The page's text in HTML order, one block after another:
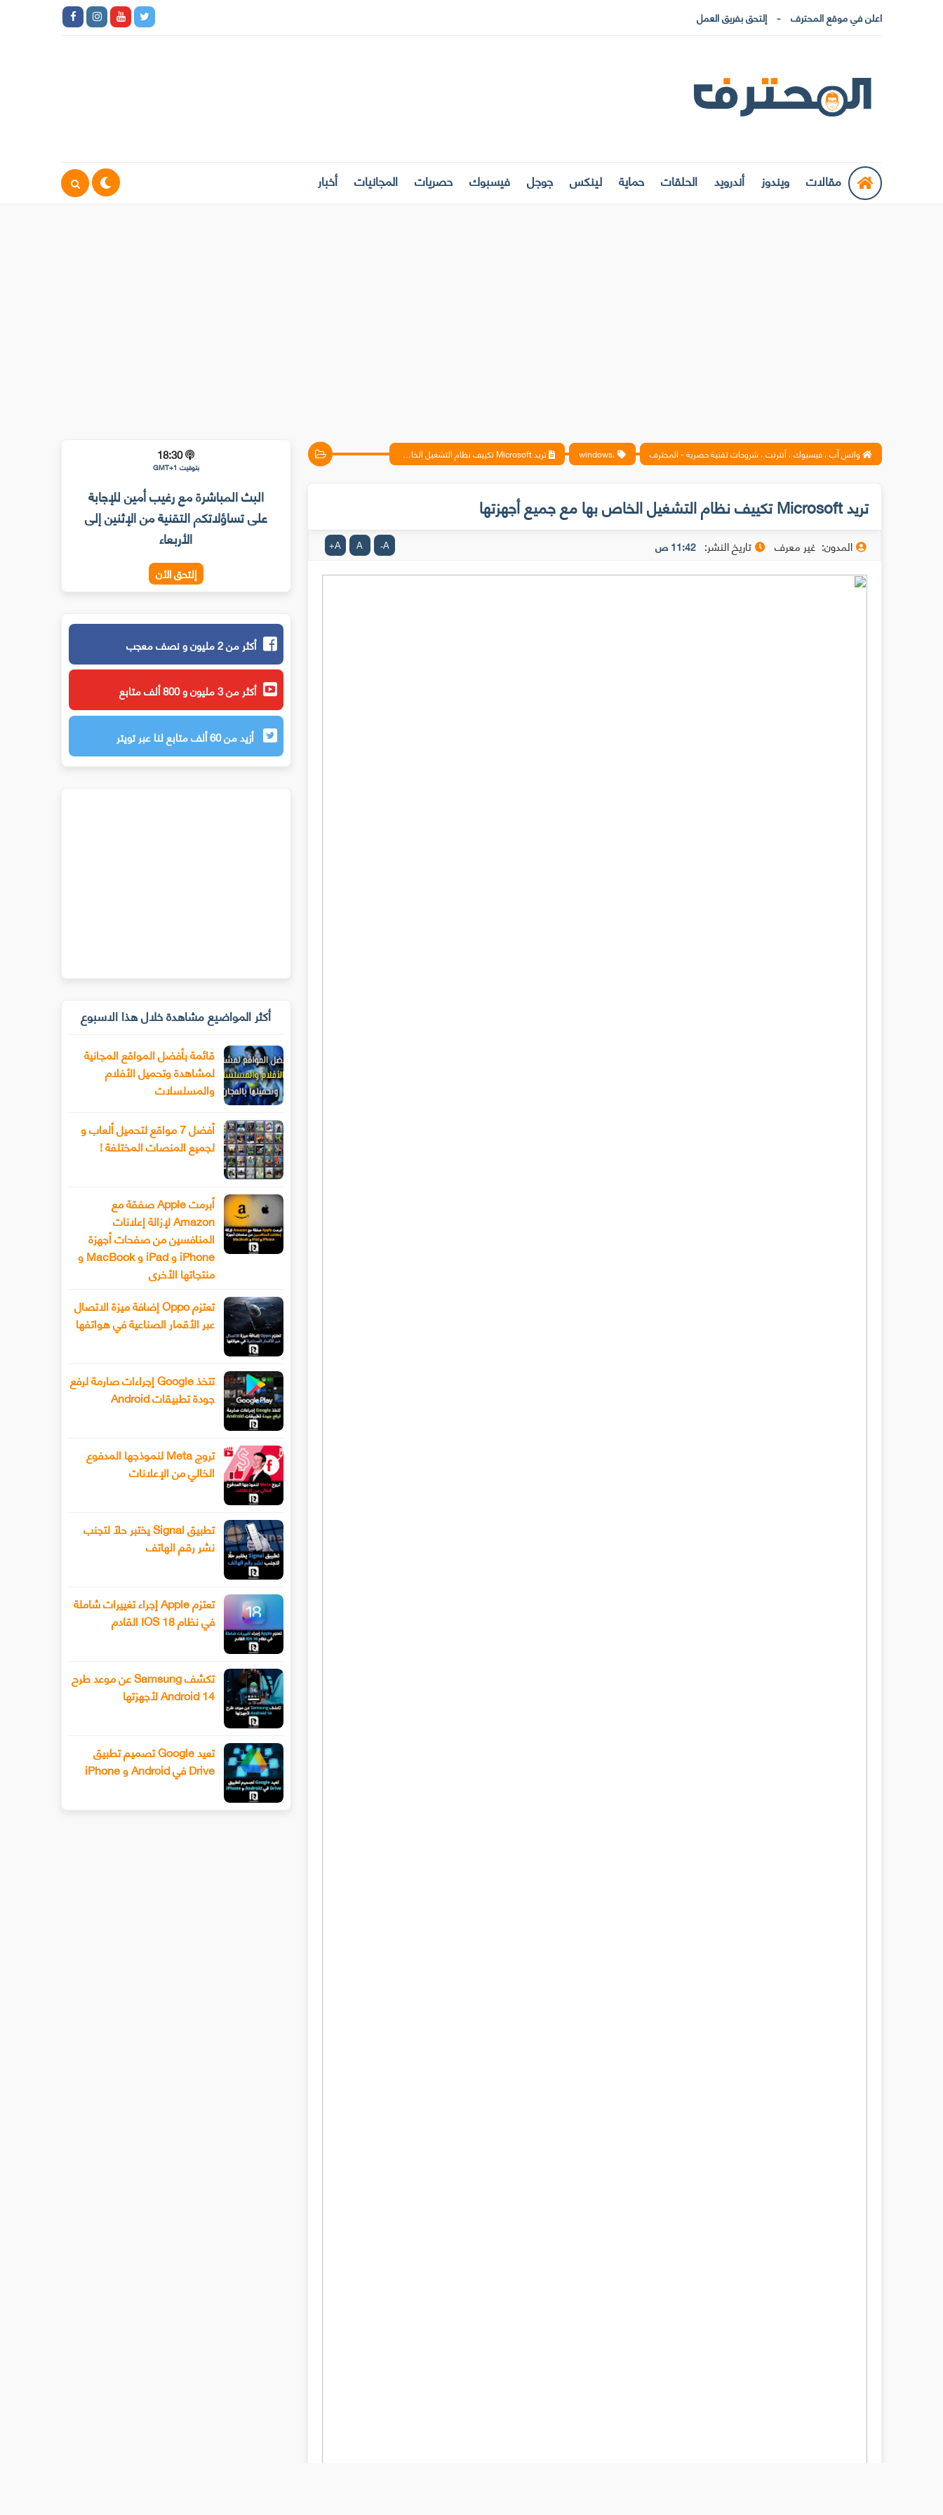
اعلن في موقع المحترف إلتحق بفريق العمل
مقالات ويندوز أندرويد الحلقات حماية لينكس جوجل فيسبوك حصريات المجانيات أخبار
واتس آب ، فيسبوك ، أنترنت ، شروحات تقنية حصرية - المحترف ،windows تريد Microsoft تكييف نظام التشغيل الخاص بها مع جميع أجهزتها
تريد Microsoft تكييف نظام التشغيل الخاص بها مع جميع أجهزتها
المدون: غير معرف تاريخ النشر: 11:42 ص A
-
A
A
+
18:30
بتوقيت GMT+1
البث المباشرة مع رغيب أمين للإجابة
على تساؤلاتكم التقنية من الإثنين إلى
الأربعاء
إلتحق الأن
أكثر من 2 مليون و نصف معجب
أكثر من 3 مليون و 800 ألف متابع
أزيد من 60 ألف متابع لنا عبر تويتر
أكثر المواضيع مشاهدة خلال هذا الاسبوع
قائمة بأفضل المواقع المجانية
لمشاهدة وتحميل الأفلام
والمسلسلات
أفضل 7 مواقع لتحميل ألعاب و
لجميع المنصات المختلفة !
أبرمت Apple صفقة مع
Amazon لإزالة إعلانات
المنافسين من صفحات أجهزة
iPhone و iPad و MacBook و
منتجاتها الأخرى
تعتزم Oppo إضافة ميزة الاتصال
عبر الأقمار الصناعية في هواتفها
تتخذ Google إجراءات صارمة لرفع
جودة تطبيقات Android
تروج Meta لنموذجها المدفوع
الخالي من الإعلانات
تطبيق Signal يختبر حلًا لتجنب
نشر رقم الهاتف
تعتزم Apple إجراء تغييرات شاملة
في نظام IOS 18 القادم
تكشف Samsung عن موعد طرح
Android 14 لأجهزتها
تعيد Google تصميم تطبيق
Drive في Android و iPhone